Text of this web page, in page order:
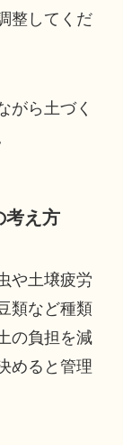
整してくだ
がら土づく
考え方
や土壌疲労
類など種類
の負担を減
めると管理